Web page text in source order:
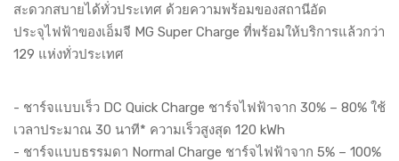
สะดวกสบายได้ทั่วประเทศ ด้วยความพร้อมของสถานีอัด
ประจุไฟฟ้าของเอ็มจี MG Super Charge ที่พร้อมให้บริการแล้วกว่า
129 แห่งทั่วประเทศ
- ชาร์จแบบเร็ว DC Quick Charge ชาร์จไฟฟ้าจาก 30% – 80% ใช้
เวลาประมาณ 30 นาที* ความเร็วสูงสุด 120 kWh
- ชาร์จแบบธรรมดา Normal Charge ชาร์จไฟฟ้าจาก 5% – 100%